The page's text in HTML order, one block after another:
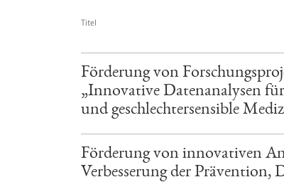
Titel
Förderung von
„Innovative Datenanalysen
und geschlechtersensible
Förderung von innovativen
Verbesserung der Prävention,